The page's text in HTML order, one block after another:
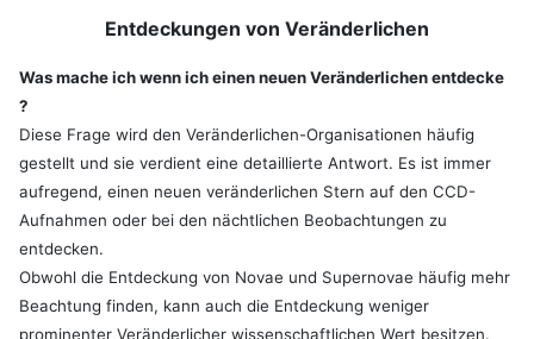
Entdeckungen von Veränderlichen
Was mache ich wenn ich einen neuen Veränderlichen entdecke
?
Diese Frage wird den Veränderlichen-Organisationen häufig
gestellt und sie verdient eine detaillierte Antwort. Es ist immer
aufregend, einen neuen veränderlichen Stern auf den CCD-
Aufnahmen oder bei den nächtlichen Beobachtungen zu
entdecken.
Obwohl die Entdeckung von Novae und Supernovae häufig mehr
Beachtung finden, kann auch die Entdeckung weniger
prominenter Veränderlicher wissenschaftlichen Wert besitzen.